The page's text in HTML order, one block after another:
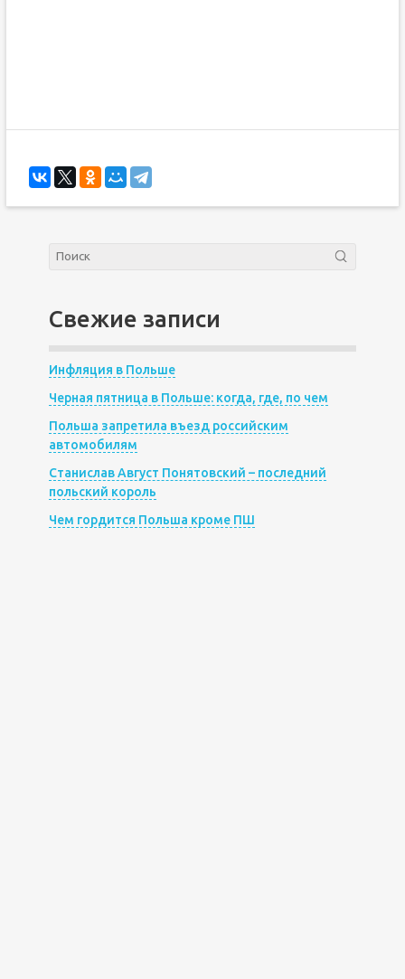
Свежие записи
Инфляция в Польше
Черная пятница в Польше: когда, где, по чем
Польша запретила въезд российским
автомобилям
Станислав Август Понятовский – последний
польский король
Чем гордится Польша кроме ПШ